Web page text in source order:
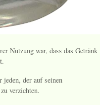
Nutzung war, dass das Getränk
jeden, der auf seinen
verzichten.